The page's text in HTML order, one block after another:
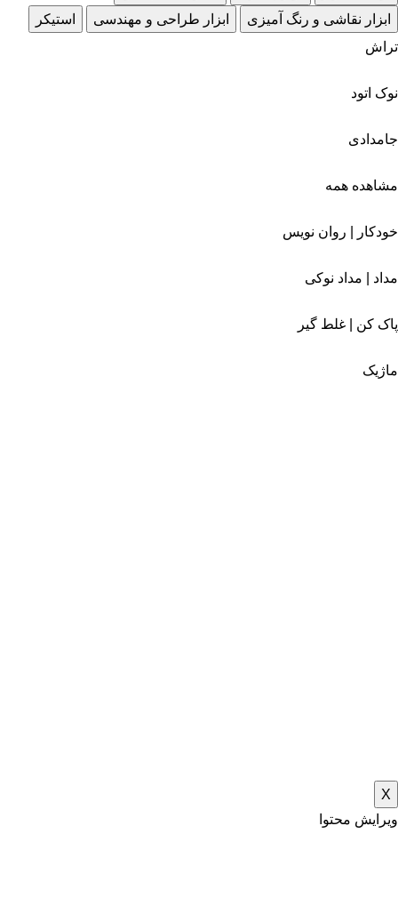
ابزار نقاشی و رنگ آمیزی
ابزار طراحی و مهندسی
استیکر
تراش
نوک اتود
جامدادی
مشاهده همه
خودکار | روان نویس
مداد | مداد نوکی
پاک کن | غلط گیر
ماژیک
X
ویرایش محتوا